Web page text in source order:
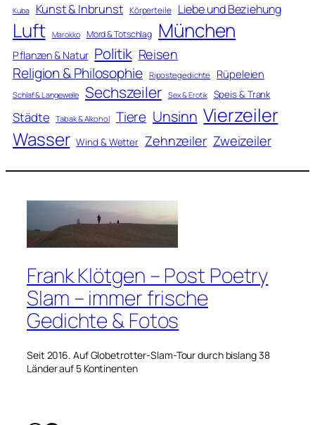
Kuba Kunst & Inbrunst Körperteile Liebe und Beziehung
Luft Marokko Mord & Totschlag München
Pflanzen & Natur Politik Reisen
Religion & Philosophie Ripostegedichte Rüpeleien
Schlaf & Langeweile Sechszeiler Sex & Erotik Speis & Trank
Städte Tabak & Alkohol Tiere Unsinn Vierzeiler
Wasser Wind & Wetter Zehnzeiler Zweizeiler
Frank Klötgen – Post Poetry
Slam – immer frische
Gedichte & Fotos
Seit 2016. Auf Globetrotter-Slam-Tour durch bislang 38
Länder auf 5 Kontinenten